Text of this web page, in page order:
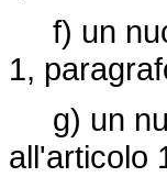
f) un
1,
g) un
all'articolo